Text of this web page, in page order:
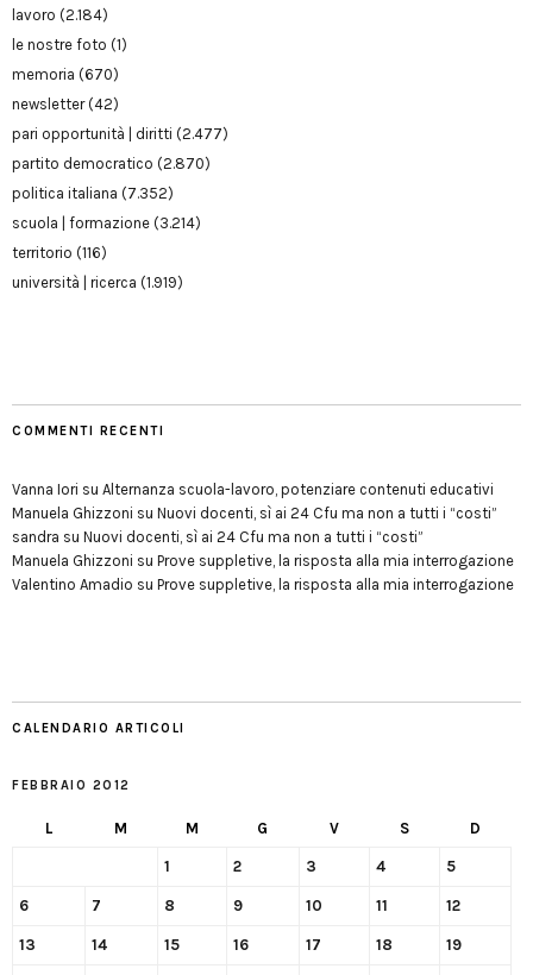
lavoro (2.184)
le nostre foto (1)
memoria (670)
newsletter(42)
pari opportunità | diritti (2.477)
partito democratico (2.870)
politica italiana (7.352)
scuola | formazione (3.214)
territorio (116)
università | ricerca (1.919)
COMMENTI RECENTI
Vanna Iori su Alternanza scuola-lavoro, potenziare contenuti educativi
Manuela Ghizzoni su Nuovi docenti, sì ai 24 Cfu ma non a tutti i “costi”
sandra su Nuovi docenti, sì ai 24 Cfu ma non a tutti i “costi”
Manuela Ghizzoni su Prove suppletive, la risposta alla mia interrogazione
Valentino Amadio su Prove suppletive, la risposta alla mia interrogazione
CALENDARIO ARTICOLI
FEBBRAIO 2012
L M M G V S D
1 2 3 4 5
6 7 8 9 10 11 12
13 14 15 16 17 18 19